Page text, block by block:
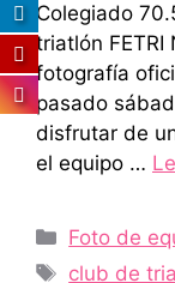
Colegiado
triatlón
fotografía
pasado
disfrutar de
el equipo …
Categorías
Foto de
Etiquetas
club de